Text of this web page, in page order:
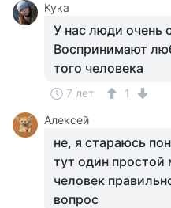
Кука
У нас люди очень
Воспринимают
того человека
7 лет
1
Алексей
не, я стараюсь
тут один
человек
вопрос